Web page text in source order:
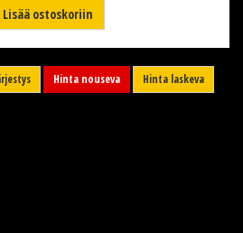
Lisää ostoskoriin
Hinta nouseva Hinta laskeva